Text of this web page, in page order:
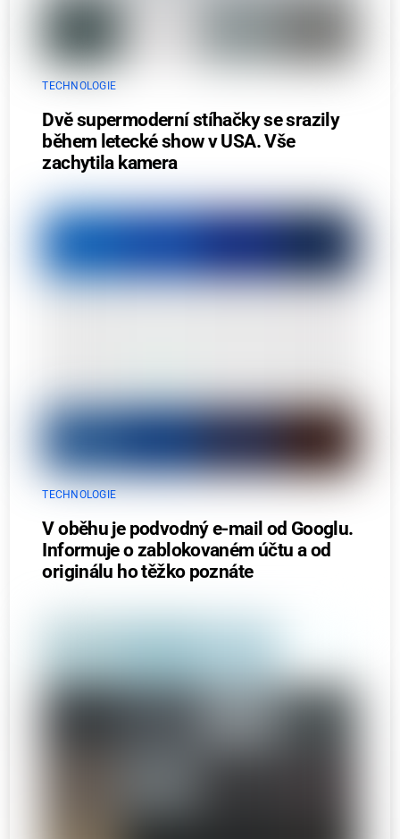
TECHNOLOGIE
Dvě supermoderní stíhačky se srazily
během letecké show v USA. Vše
zachytila kamera
TECHNOLOGIE
V oběhu je podvodný e-mail od Googlu.
Informuje o zablokovaném účtu a od
originálu ho těžko poznáte